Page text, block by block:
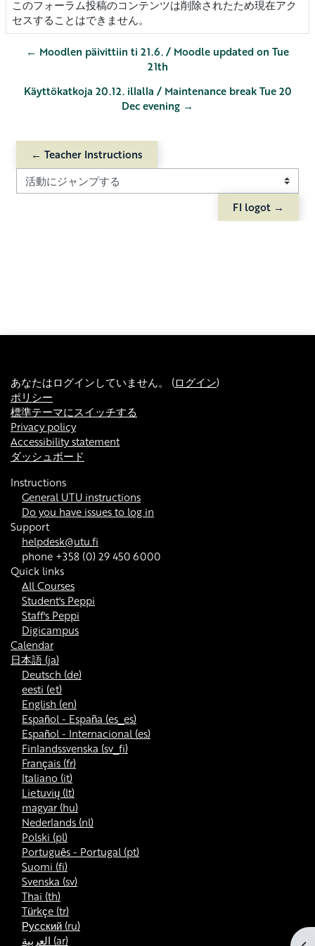
このフォーラム投稿のコンテンツは削除されたため現在アク
セスすることはできません。
← Moodlen päivittiin ti 21.6. / Moodle updated on Tue
21th
Käyttökatkoja 20.12. illalla / Maintenance break Tue 20
Dec evening →
← Teacher Instructions
活動にジャンプする
FI logot →
あなたはログインしていません。 (ログイン)
ポリシー
標準テーマにスイッチする
Privacy policy
Accessibility statement
ダッシュボード
Instructions
General UTU instructions
Do you have issues to log in
Support
helpdesk@utu.fi
phone +358 (0) 29 450 6000
Quick links
All Courses
Student's Peppi
Staff's Peppi
Digicampus
Calendar
日本語 ‎(ja)‎
Deutsch ‎(de)‎
eesti ‎(et)‎
English ‎(en)‎
Español - España ‎(es_es)‎
Español - Internacional ‎(es)‎
Finlandssvenska ‎(sv_fi)‎
Français ‎(fr)‎
Italiano ‎(it)‎
Lietuvių ‎(lt)‎
magyar ‎(hu)‎
Nederlands ‎(nl)‎
Polski ‎(pl)‎
Português - Portugal ‎(pt)‎
Suomi ‎(fi)‎
Svenska ‎(sv)‎
Thai ‎(th)‎
Türkçe ‎(tr)‎
Русский ‎(ru)‎
العربية ‎(ar)‎